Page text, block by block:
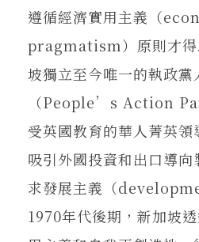
遵循經濟實用主義（
pragmatism）原則才得
坡獨立至今唯一的執政黨
（People’s Action
受英國教育的華人菁英領
吸引外國投資和出口導
求發展主義（
1970年代後期，新加坡